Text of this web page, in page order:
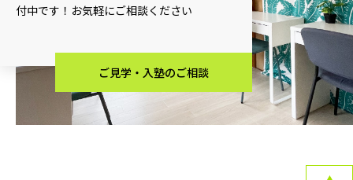
付中です！お気軽にご相談ください
ご見学・入塾のご相談